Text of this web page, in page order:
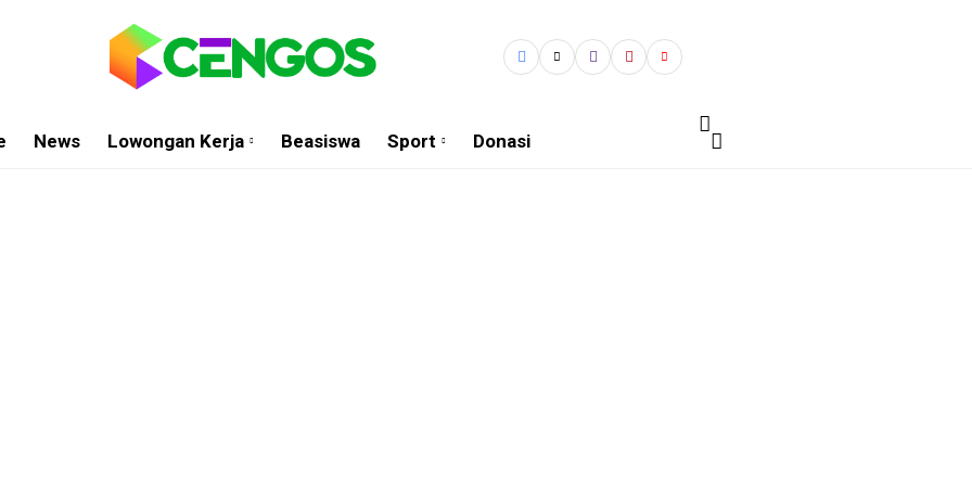
News Lowongan Kerja Beasiswa Sport Donasi